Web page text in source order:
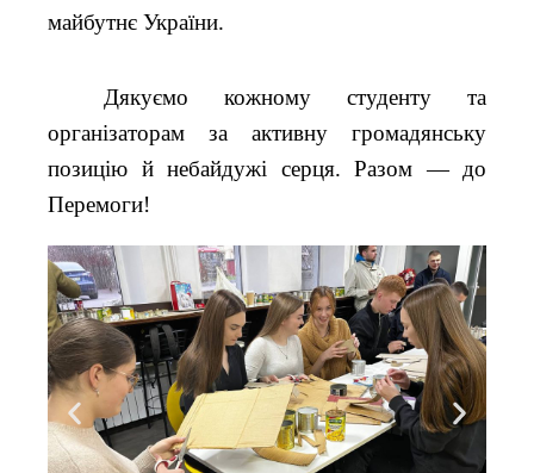
майбутнє України.
Дякуємо кожному студенту та
організаторам за активну громадянську
позицію й небайдужі серця. Разом — до
Перемоги!